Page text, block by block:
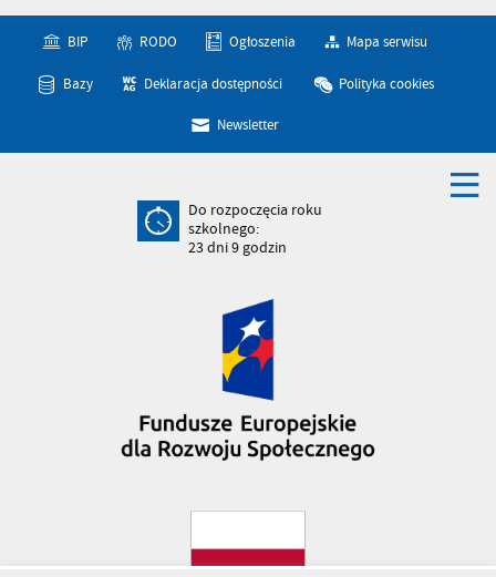
BIP RODO Ogłoszenia Mapa serwisu
Bazy Deklaracja dostępności Polityka cookies
Newsletter
Do rozpoczęcia roku
szkolnego:
23dni9godzin